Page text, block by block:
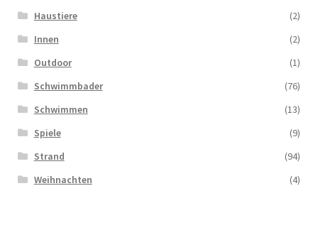
Haustiere
(2)
Innen
(2)
Outdoor
(1)
Schwimmbader
(76)
Schwimmen
(13)
Spiele
(9)
Strand
(94)
Weihnachten
(4)